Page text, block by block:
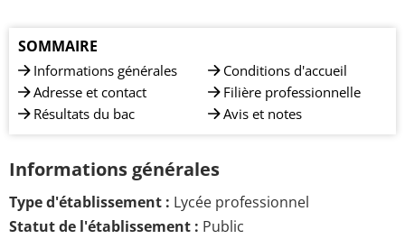
SOMMAIRE
Informations générales
Adresse et contact
Résultats du bac
Conditions d'accueil
Filière professionnelle
Avis et notes
Informations générales
Type d'établissement : Lycée professionnel
Statut de l'établissement : Public